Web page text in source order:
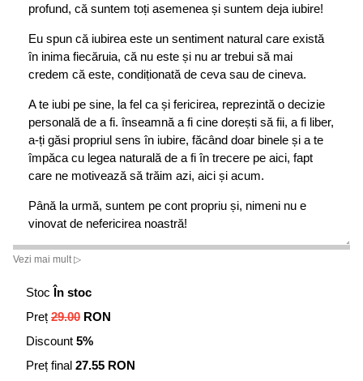
profund, că suntem toți asemenea și suntem deja iubire!
Eu spun că iubirea este un sentiment natural care există
în inima fiecăruia, că nu este și nu ar trebui să mai
credem că este, condiționată de ceva sau de cineva.
A te iubi pe sine, la fel ca și fericirea, reprezintă o decizie
personală de a fi. înseamnă a fi cine dorești să fii, a fi liber,
a-ți găsi propriul sens în iubire, făcând doar binele și a te
împăca cu legea naturală de a fi în trecere pe aici, fapt
care ne motivează să trăim azi, aici și acum.
Până la urmă, suntem pe cont propriu și, nimeni nu e
vinovat de nefericirea noastră!
Gigi Ghinea
Vezi mai mult ▷
Stoc În stoc
Preț 29.00 RON
Discount 5%
Preț final 27.55 RON